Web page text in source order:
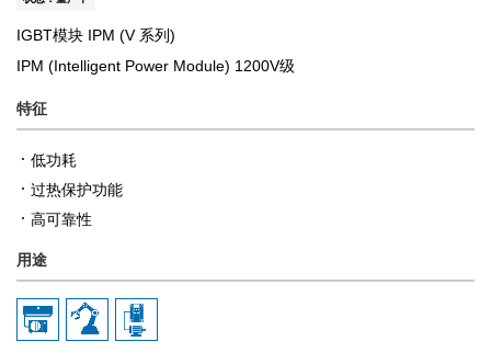
IGBT模块 IPM (V 系列)
IPM (Intelligent Power Module) 1200V级
特征
低功耗
过热保护功能
高可靠性
用途